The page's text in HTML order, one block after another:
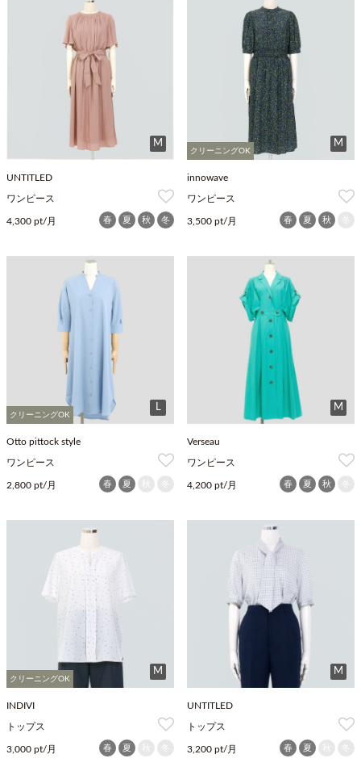
M
UNTITLED
ワンピース
4,300 pt/月 春 夏 秋 冬
クリーニングOK
M
innowave
ワンピース
3,500 pt/月 春 夏 秋
クリーニングOK
L
Otto pittock style
ワンピース
2,800 pt/月 春 夏
M
Verseau
ワンピース
4,200 pt/月 春 夏 秋
クリーニングOK
M
INDIVI
トップス
3,000 pt/月 春 夏
M
UNTITLED
トップス
3,200 pt/月 春 夏